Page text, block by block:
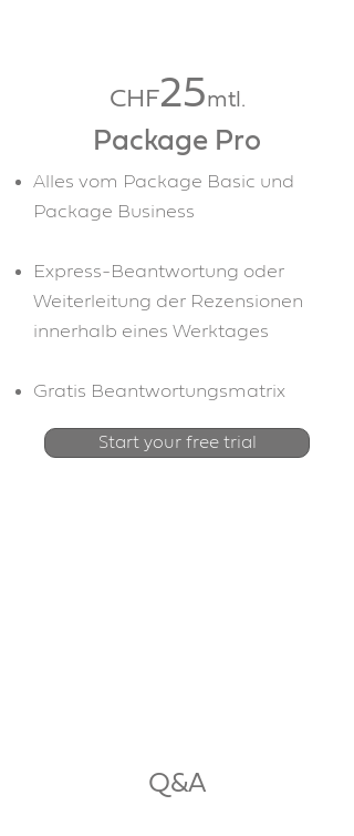
CHF25mtl.
Package Pro
Alles vom Package Basic und
Package Business
Express-Beantwortung oder
Weiterleitung der Rezensionen
innerhalb eines Werktages
Gratis Beantwortungsmatrix
Start your free trial
Q&A